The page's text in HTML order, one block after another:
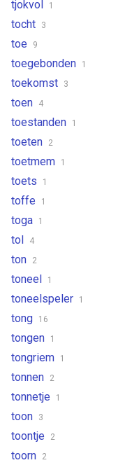
tjokvol 1
tocht 3
toe 9
toegebonden 1
toekomst 3
toen 4
toestanden 1
toeten 2
toetmem 1
toets 1
toffe 1
toga 1
tol 4
ton 2
toneel 1
toneelspeler 1
tong 16
tongen 1
tongriem 1
tonnen 2
tonnetje 1
toon 3
toontje 2
toorn 2